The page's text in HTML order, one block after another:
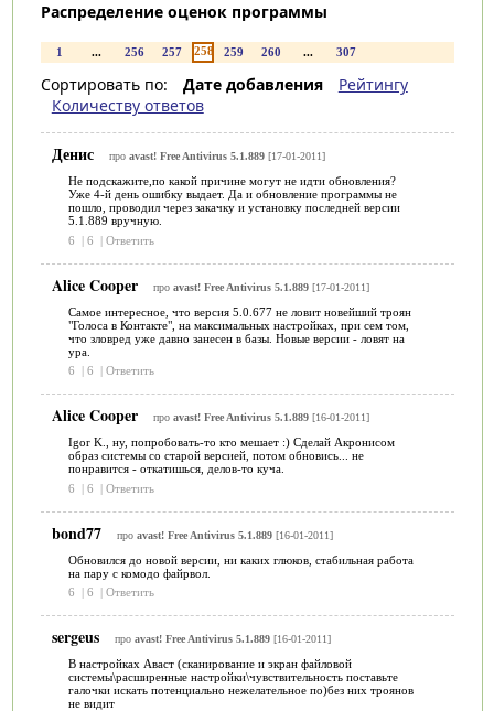
Распределение оценок программы
1 ... 256 257 258 259 260 ... 307
Сортировать по: Дате добавления
Рейтингу
Количеству ответов
Денис про avast! Free Antivirus 5.1.889[17-01-2011]
Не подскажите,по какой причине могут не идти обновления?
Уже 4-й день ошибку выдает. Да и обновление программы не
пошло, проводил через закачку и установку последней версии
5.1.889 вручную.
6
| 6 | Ответить
Alice Cooper про avast! Free Antivirus 5.1.889[17-01-2011]
Самое интересное, что версия 5.0.677 не ловит новейший троян
"Голоса в Контакте", на максимальных настройках, при сем том,
что зловред уже давно занесен в базы. Новые версии - ловят на
ура.
6
| 6 | Ответить
Alice Cooper про avast! Free Antivirus 5.1.889[16-01-2011]
Igor K., ну, попробовать-то кто мешает :) Сделай Акронисом
образ системы со старой версией, потом обновись... не
понравится - откатишься, делов-то куча.
6
| 6 | Ответить
bond77 про avast! Free Antivirus 5.1.889[16-01-2011]
Обновился до новой версии, ни каких глюков, стабильная работа
на пару с комодо файрвол.
6
| 6 | Ответить
sergeus про avast! Free Antivirus 5.1.889[16-01-2011]
В настройках Аваст (сканирование и экран файловой
системы\расширенные настройки\чувствительность поставьте
галочки искать потенциально нежелательное по)без них троянов
не видит